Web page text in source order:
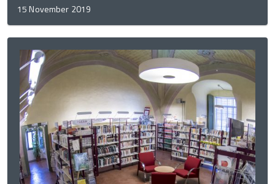
15 November 2019